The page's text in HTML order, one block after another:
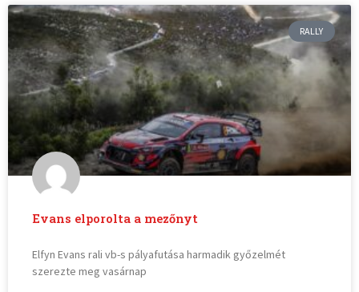
RALLY
Evans elporolta a mezőnyt
Elfyn Evans rali vb-s pályafutása harmadik győzelmét
szerezte meg vasárnap